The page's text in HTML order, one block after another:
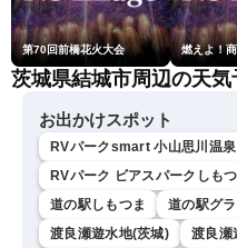
第70回前橋花火大会
茨城県結城市周辺の天気
お出かけスポット
RVパークsmart 小山思川温泉
RVパーク ビアスパークしも
道の駅しもつま
道の駅グ
渡良瀬遊水地(茨城)
渡良瀬